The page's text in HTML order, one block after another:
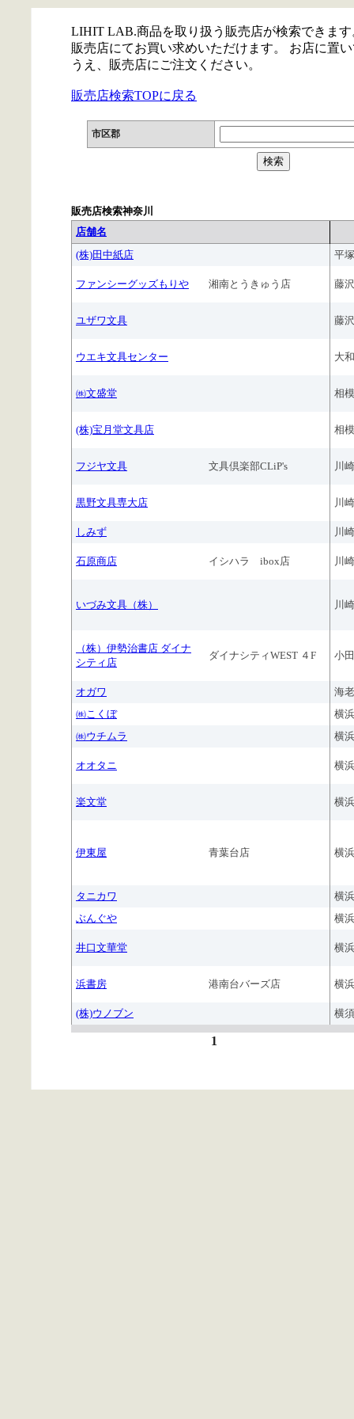
LIHIT LAB.商品を取り扱う販売店が検索できま
販売店にてお買い求めいただけます。 お店に置
うえ、販売店にご注文ください。
販売店検索TOPに戻る
市区郡
販売店検索神奈川
店舗名
(株)田中紙店
平
ファンシーグッズもりや 湘南とうきゅう店 藤
ユザワ文具 藤
ウエキ文具センター 大
㈱文盛堂 相
(株)宝月堂文具店 相
フジヤ文具 文具倶楽部CLiP's 川
黒野文具専大店 川
しみず 川
石原商店 イシハラ ibox店 川
いづみ文具（株） 川
（株）伊勢治書店 ダイナ
シティ店
ダイナシティWEST ４F 小
オガワ
海
㈱こくぼ
横
㈱ウチムラ
横
オオタニ 横
楽文堂 横
伊東屋 青葉台店 横
タニカワ
横
ぶんぐや
横
井口文華堂 横
浜書房 港南台バーズ店 横
(株)ウノブン 横
1